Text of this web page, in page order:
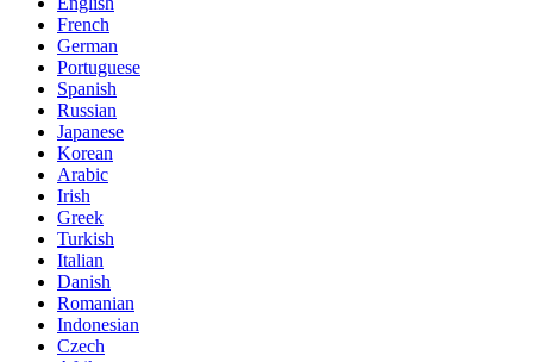
French
German
Portuguese
Spanish
Russian
Japanese
Korean
Arabic
Irish
Greek
Turkish
Italian
Danish
Romanian
Indonesian
Czech